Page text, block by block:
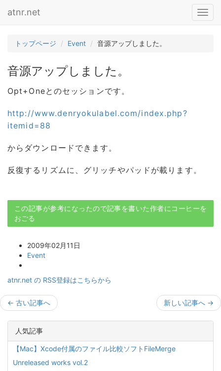
atnr.net
トップページ Event 音源アップしました。
音源アップしました。
Opt+Oneとのセッションです。
http://www.denryokulabel.com/index.php?
itemid=88
からダウンロードできます。
反復するリズムに、グリッチやパッドが載ります。
この記事が参考になったので記事を書いた作者にコーヒーを
おごる
2009年02月11日
Event
atnr.net の RSS登録はこちらから
← 古い記事へ 新しい記事へ →
人気記事
【Mac】Xcode付属のファイル比較ソフトFileMerge
Unreleased works vol.2